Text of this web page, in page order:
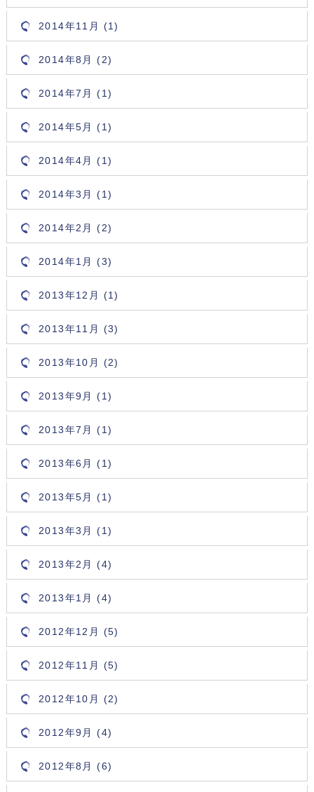
2014年11月 (1)
2014年8月 (2)
2014年7月 (1)
2014年5月 (1)
2014年4月 (1)
2014年3月 (1)
2014年2月 (2)
2014年1月 (3)
2013年12月 (1)
2013年11月 (3)
2013年10月 (2)
2013年9月 (1)
2013年7月 (1)
2013年6月 (1)
2013年5月 (1)
2013年3月 (1)
2013年2月 (4)
2013年1月 (4)
2012年12月 (5)
2012年11月 (5)
2012年10月 (2)
2012年9月 (4)
2012年8月 (6)